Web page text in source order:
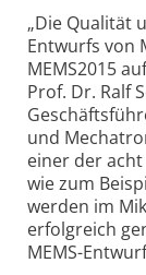
„Die Qualität
Entwurfs von
MEMS2015
Prof. Dr. Ralf
und
einer der
wie zum
werden im
erfolgreich
MEMS-